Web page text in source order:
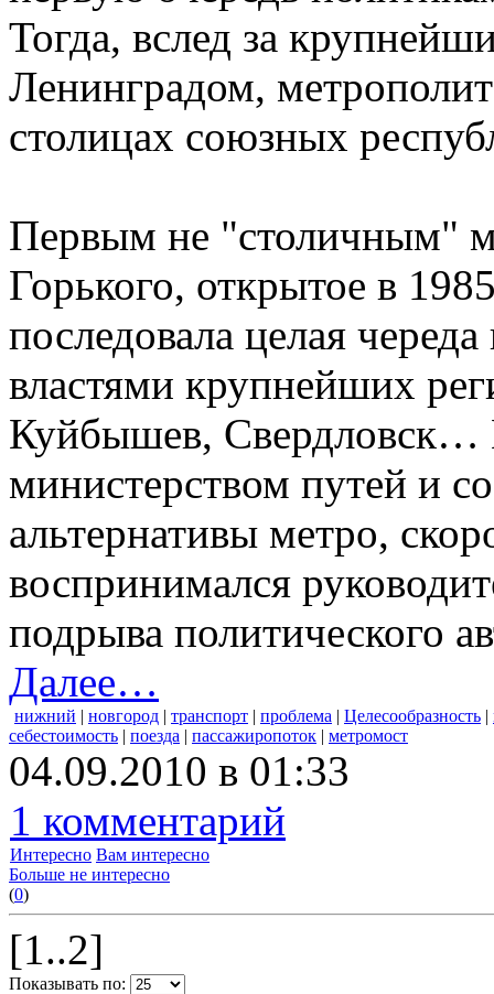
Тогда, вслед за
Ленинградом,
столицах союзных
Первым не "столичным"
Горького, открытое в
последовала целая
властями крупнейших
Куйбышев, Свердловск…
министерством путей и
альтернативы метро,
воспринимался
подрыва политического
Далее…
нижний | новгород | транспорт | проблема | Целесообразность |
себестоимость | поезда | пассажиропоток | метромост
04.09.2010 в 01:33
1 комментарий
Интересно Вам интересно
Больше не интересно
(0)
[1..2]
Показывать по: